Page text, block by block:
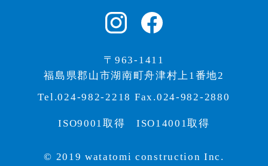
〒963-1411
福島県郡山市湖南町舟津村上1番地2
Tel.024-982-2218 Fax.024-982-2880
ISO9001取得 ISO14001取得
© 2019 watatomi construction Inc.